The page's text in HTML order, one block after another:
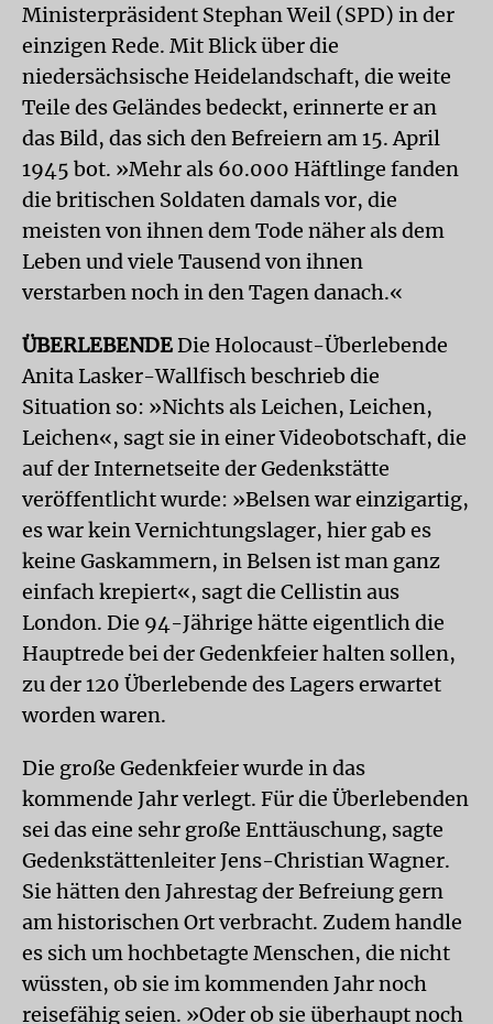
Ministerpräsident Stephan Weil (SPD) in der
einzigen Rede. Mit Blick über die
niedersächsische Heidelandschaft, die weite
Teile des Geländes bedeckt, erinnerte er an
das Bild, das sich den Befreiern am 15. April
1945 bot. »Mehr als 60.000 Häftlinge fanden
die britischen Soldaten damals vor, die
meisten von ihnen dem Tode näher als dem
Leben und viele Tausend von ihnen
verstarben noch in den Tagen danach.«
ÜBERLEBENDEDie Holocaust-Überlebende
Anita Lasker-Wallfisch beschrieb die
Situation so: »Nichts als Leichen, Leichen,
Leichen«, sagt sie in einer Videobotschaft, die
auf der Internetseite der Gedenkstätte
veröffentlicht wurde: »Belsen war einzigartig,
es war kein Vernichtungslager, hier gab es
keine Gaskammern, in Belsen ist man ganz
einfach krepiert«, sagt die Cellistin aus
London. Die 94-Jährige hätte eigentlich die
Hauptrede bei der Gedenkfeier halten sollen,
zu der 120 Überlebende des Lagers erwartet
worden waren.
Die große Gedenkfeier wurde in das
kommende Jahr verlegt. Für die Überlebenden
sei das eine sehr große Enttäuschung, sagte
Gedenkstättenleiter Jens-Christian Wagner.
Sie hätten den Jahrestag der Befreiung gern
am historischen Ort verbracht. Zudem handle
es sich um hochbetagte Menschen, die nicht
wüssten, ob sie im kommenden Jahr noch
reisefähig seien. »Oder ob sie überhaupt noch